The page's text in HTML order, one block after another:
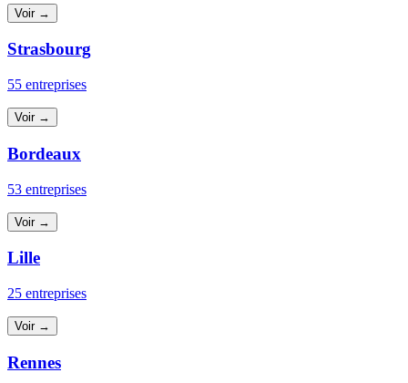
Voir →
Strasbourg
55 entreprises
Voir →
Bordeaux
53 entreprises
Voir →
Lille
25 entreprises
Voir →
Rennes